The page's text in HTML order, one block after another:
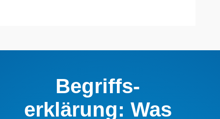
Begriffs­
erklärung: Was